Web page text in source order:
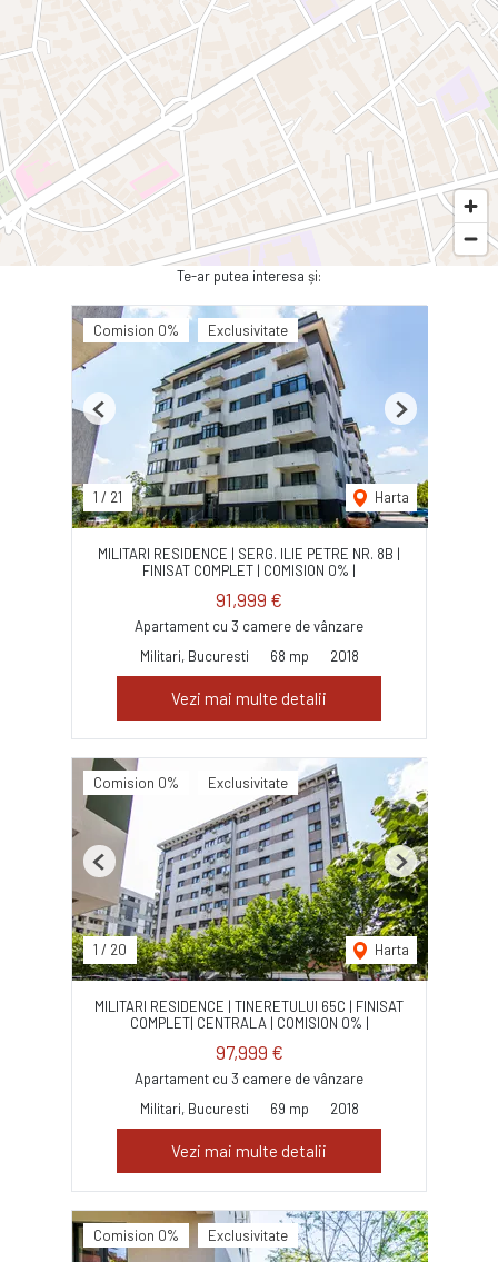
Te-ar putea interesa și:
Comision 0% Exclusivitate
1 / 21 Harta
Previous Next
MILITARI RESIDENCE | SERG. ILIE PETRE NR. 8B |
FINISAT COMPLET | COMISION 0% |
91,999 €
Apartament cu 3 camere de vânzare
Militari, Bucuresti
68 mp 2018
Vezi mai multe detalii
Comision 0% Exclusivitate
1 / 20 Harta
Previous Next
MILITARI RESIDENCE | TINERETULUI 65C | FINISAT
COMPLET| CENTRALA | COMISION 0% |
97,999 €
Apartament cu 3 camere de vânzare
Militari, Bucuresti
69 mp 2018
Vezi mai multe detalii
Comision 0% Exclusivitate